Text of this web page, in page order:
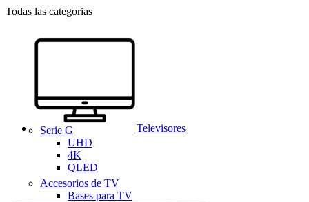
Todas las categorias
Televisores
Serie G
UHD
4K
QLED
Accesorios de TV
Bases para TV